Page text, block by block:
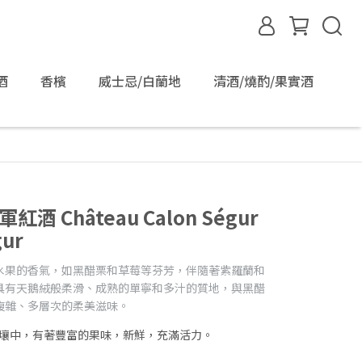
香檳 威士忌/白蘭地 清酒/燒酌/果實酒
紅酒 Château Calon Ségur
的香氣，如黑醋栗和草莓等芬芳，伴隨著紫羅蘭和
天鵝絨般柔滑、成熟的單寧和多汁的質地，與黑醋
、多層次的柔美滋味。
中，有著豐富的果味，新鮮，充滿活力。